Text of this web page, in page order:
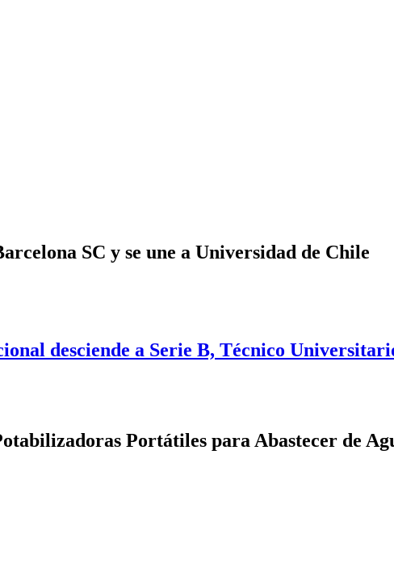
SC y se une a Universidad de Chile
desciende a Serie B, Técnico
Portátiles para Abastecer de